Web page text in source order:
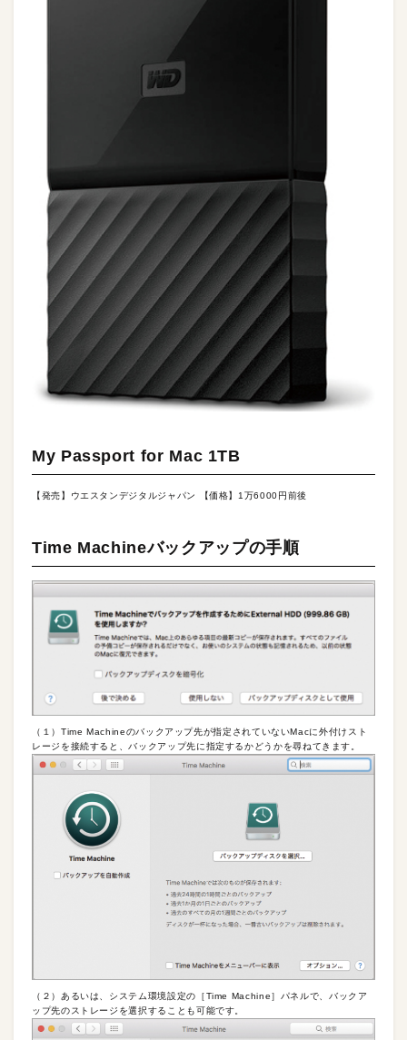
My Passport for Mac 1TB
【発売】ウエスタンデジタルジャパン 【価格】1万6000円前後
Time Machineバックアップの手順
（１）Time Machineのバックアップ先が指定されていないMacに外付けスト
レージを接続すると、バックアップ先に指定するかどうかを尋ねてきます。
（２）あるいは、システム環境設定の［Time Machine］パネルで、バックア
ップ先のストレージを選択することも可能です。